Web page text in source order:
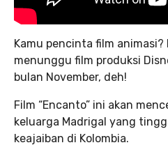
Kamu pencinta film
menunggu film produksi
bulan November, deh!
Film “Encanto” ini akan
keluarga Madrigal yang
keajaiban di Kolombia.